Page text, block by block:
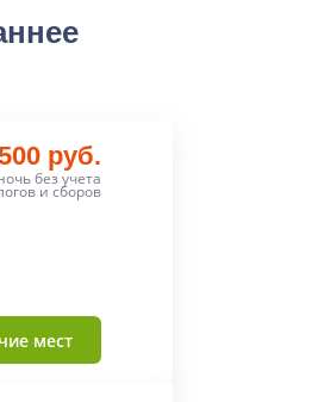
руб.
без учета
и сборов
мест